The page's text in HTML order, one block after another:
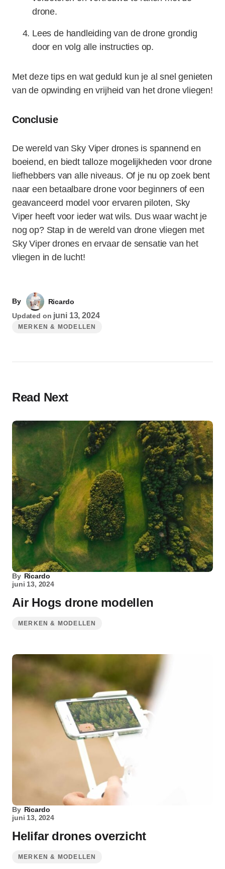
drone.
Lees de handleiding van de drone grondig
door en volg alle instructies op.
Met deze tips en wat geduld kun je al snel genieten
van de opwinding en vrijheid van het drone vliegen!
Conclusie
De wereld van Sky Viper drones is spannend en
boeiend, en biedt talloze mogelijkheden voor drone
liefhebbers van alle niveaus. Of je nu op zoek bent
naar een betaalbare drone voor beginners of een
geavanceerd model voor ervaren piloten, Sky
Viper heeft voor ieder wat wils. Dus waar wacht je
nog op? Stap in de wereld van drone vliegen met
Sky Viper drones en ervaar de sensatie van het
vliegen in de lucht!
By
Ricardo
Updated on juni 13, 2024
MERKEN & MODELLEN
Read Next
By Ricardo
juni 13, 2024
Air Hogs drone modellen
MERKEN & MODELLEN
By Ricardo
juni 13, 2024
Helifar drones overzicht
MERKEN & MODELLEN